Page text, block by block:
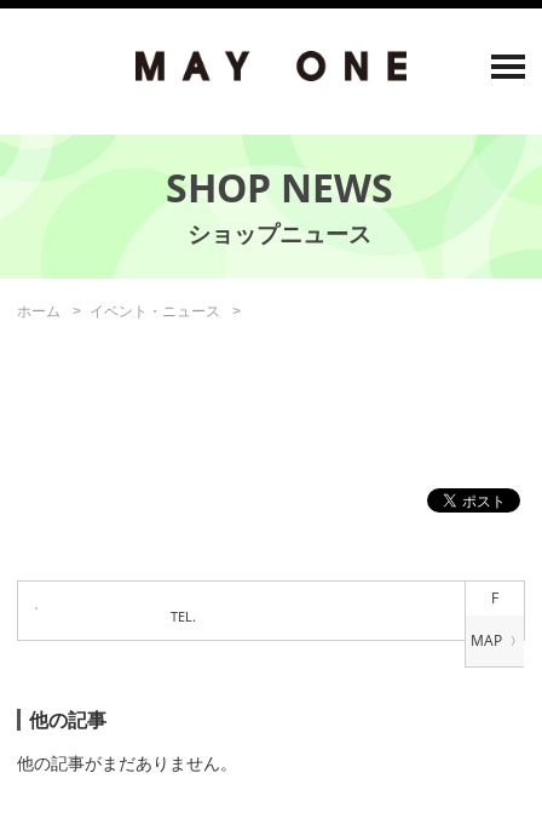
SHOP NEWS
ホーム イベント・ニュース
F
TEL.
他の記事
他の記事がまだありません。